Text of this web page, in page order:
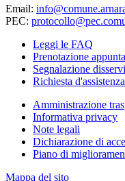
Email:
PEC:
Leggi le FAQ
Prenotazione
Segnalazione
Richiesta d'assistenza
Amministrazione
Informativa privacy
Note legali
Dichiarazione di
Piano di
Mappa del sito